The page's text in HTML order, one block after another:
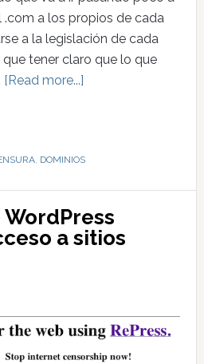
a los propios de cada
a la legislación de cada
tener claro que lo que
[Read more...]
, DOMINIOS
a sitios